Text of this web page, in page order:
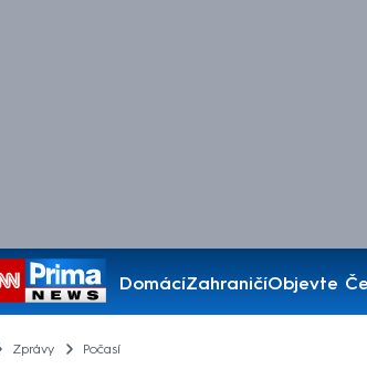
DomácíZahraničíObjevte
Pořady
Zprávy Počasí